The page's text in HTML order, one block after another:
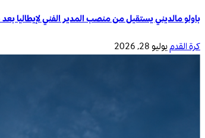
باولو مالديني يستقيل من منصب المدير الفني لإيطاليا بعد 16 يوماً وسط أزمة تدريب المنتخب الوطني
كرة القدميوليو 28, 2026